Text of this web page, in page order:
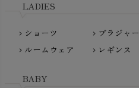
nanadecor（ナナデェコール）
Haruulala（ハルウララ）
Madame MO（マダムモー）
maggies（マギーズ）
MATONA（マトナ）
LADIES
chevron_right ショーツ chevron_right ブラジャー
chevron_right ルームウェア chevron_right レギンス
BABY